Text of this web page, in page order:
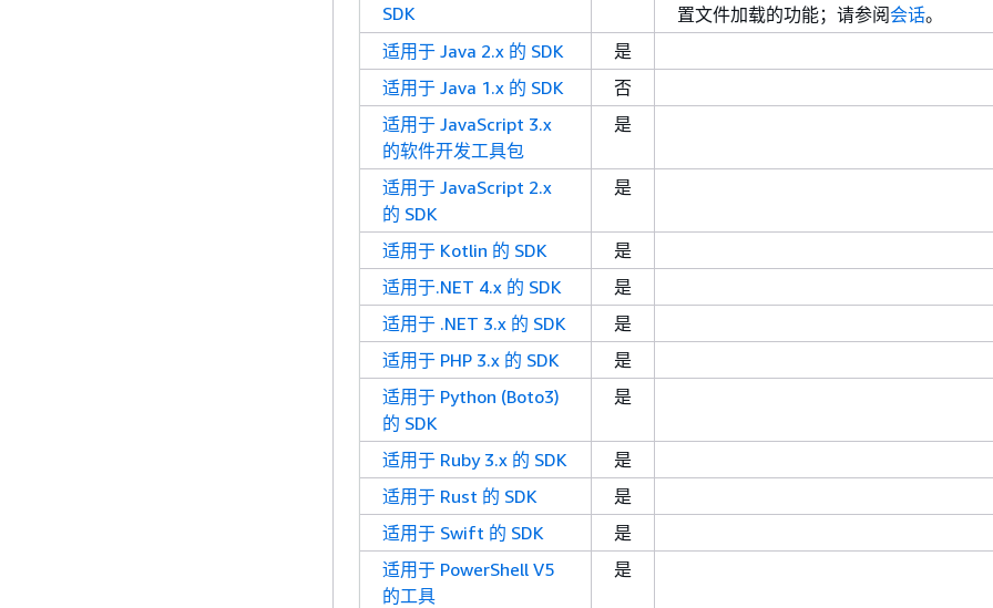
SDK
置文件加载的功能；请参阅会话。
适用于 Java 2.x 的 SDK
是
适用于 Java 1.x 的 SDK
否
适用于 JavaScript 3.x
的软件开发工具包
是
适用于 JavaScript 2.x
的 SDK
是
适用于 Kotlin 的 SDK
是
适用于.NET 4.x 的 SDK
是
适用于 .NET 3.x 的 SDK
是
适用于 PHP 3.x 的 SDK
是
适用于 Python (Boto3)
的 SDK
是
适用于 Ruby 3.x 的 SDK
是
适用于 Rust 的 SDK
是
适用于 Swift 的 SDK
是
适用于 PowerShell V5
的工具
是